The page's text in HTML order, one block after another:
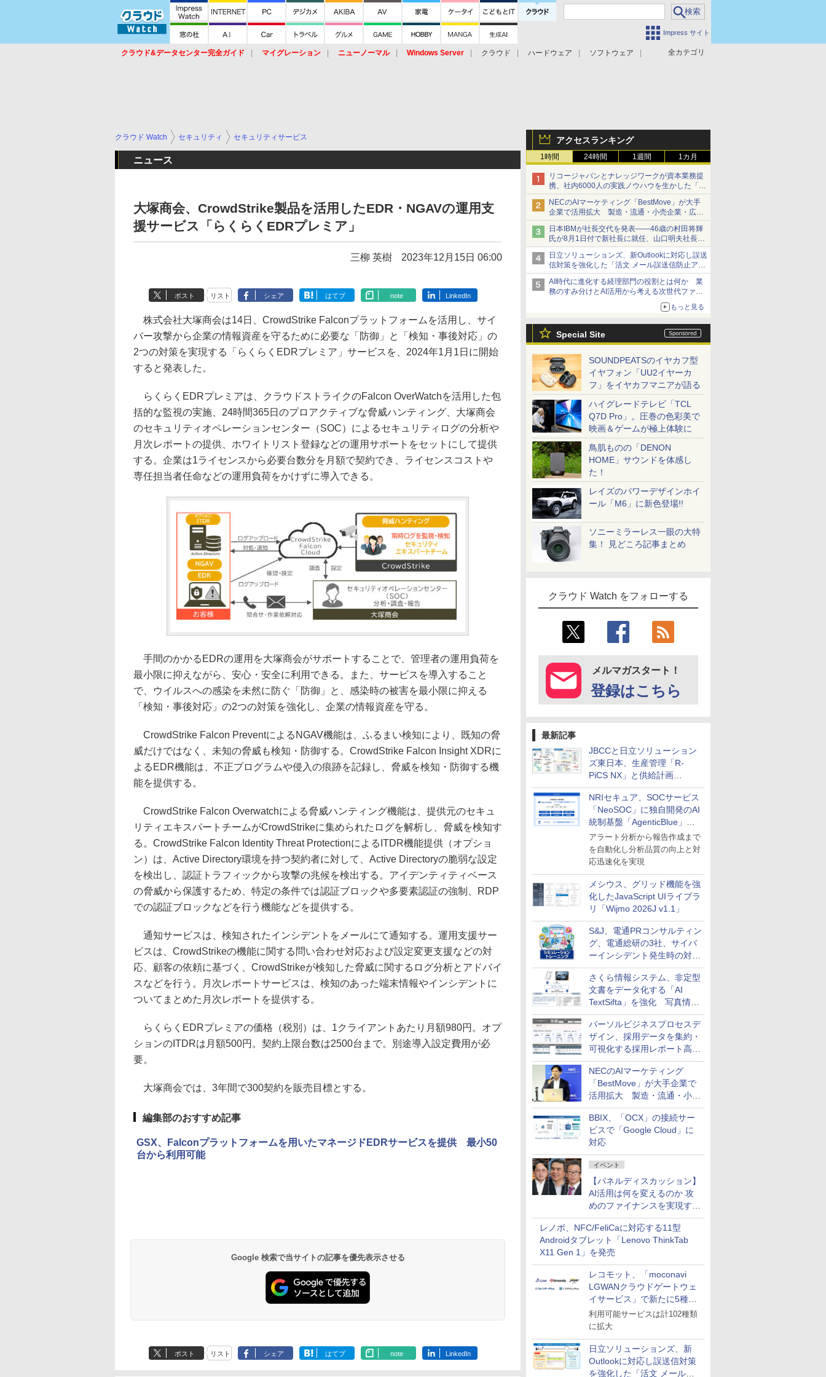
Impress サイト
全カテゴリ
クラウド&データセンター完全ガイド マイグレーション ニューノーマル Windows Server クラウド ハードウェア
ソフトウェア
アクセスランキング
1時間 24時間 1週間 1カ月
リコージャパンとナレッジワークが資本業務提
携、社内6000人の実践ノウハウを生かした「AI
商談記録 for RICOH」を展開へ
NECのAIマーケティング「BestMove」が大手
企業で活用拡大 製造・流通・小売企業・広告
代理店などが実装フェーズへ
日本IBMが社長交代を発表――46歳の村田将輝
氏が8月1日付で新社長に就任、山口明夫社長は
会長へ
日立ソリューションズ、新Outlookに対応し誤送
信対策を強化した「活文 メール誤送信防止アド
インサービス」を提供
AI時代に進化する経理部門の役割とは何か 業
務のすみ分けとAI活用から考える次世代ファイ
もっと見る
Special Site
SOUNDPEATSのイヤカフ型
イヤフォン「UU2イヤーカ
フ」をイヤカフマニアが語る
ハイグレードテレビ「TCL
Q7D Pro」。圧巻の色彩美で
映画＆ゲームが極上体験に
鳥肌ものの「DENON
HOME」サウンドを体感し
た！
レイズのパワーデザインホイ
ール「M6」に新色登場!!
ソニーミラーレス一眼の大特
集！ 見どころ記事まとめ
クラウド Watch をフォローする
メルマガスタート！
登録はこちら
最新記事
JBCCと日立ソリューション
ズ東日本、生産管理「R-
PiCS NX」と供給計画
「scSQUARE ISP」の連携サ
ービスを提供開始
NRIセキュア、SOCサービス
「NeoSOC」に独自開発のAI
統制基盤「AgenticBlue」を
導入
アラート分析から報告作成まで
を自動化し分析品質の向上と対
応迅速化を実現
メシウス、グリッド機能を強
化したJavaScript UIライブラ
リ「Wijmo 2026J v1.1」
S&J、電通PRコンサルティン
グ、電通総研の3社、サイバ
ーインシデント発生時の対応
と危機管理広報を一体的に訓
練するプログラムを提供
さくら情報システム、非定型
文書をデータ化する「AI
TextSifta」を強化 写真情報
のデータ化などに対応
パーソルビジネスプロセスデ
ザイン、採用データを集約・
可視化する採用レポート高速
化サービスを提供
NECのAIマーケティング
「BestMove」が大手企業で
活用拡大 製造・流通・小売
企業・広告代理店などが実装
フェーズへ
BBIX、「OCX」の接続サー
ビスで「Google Cloud」に
対応
イベント
【パネルディスカッション】
AI活用は何を変えるのか 攻
めのファイナンスを実現する
業務設計とマインドセット変
革
レノボ、NFC/FeliCaに対応する11型
Androidタブレット「Lenovo ThinkTab
X11 Gen 1」を発売
レコモット、「moconavi
LGWANクラウドゲートウェ
イサービス」で新たに5種類
のサービスと連携開始
利用可能サービスは計102種類
に拡大
日立ソリューションズ、新
Outlookに対応し誤送信対策
を強化した「活文 メール誤
クラウド Watch セキュリティ セキュリティサービス
ニュース
大塚商会、CrowdStrike製品を活用したEDR・NGAVの運用支
援サービス「らくらくEDRプレミア」
三柳 英樹 2023年12月15日 06:00
ポスト リスト シェア はてブ note LinkedIn
株式会社大塚商会は14日、CrowdStrike Falconプラットフォームを活用し、サイ
バー攻撃から企業の情報資産を守るために必要な「防御」と「検知・事後対応」の
2つの対策を実現する「らくらくEDRプレミア」サービスを、2024年1月1日に開始
すると発表した。
らくらくEDRプレミアは、クラウドストライクのFalcon OverWatchを活用した包
括的な監視の実施、24時間365日のプロアクティブな脅威ハンティング、大塚商会
のセキュリティオペレーションセンター（SOC）によるセキュリティログの分析や
月次レポートの提供、ホワイトリスト登録などの運用サポートをセットにして提供
する。企業は1ライセンスから必要台数分を月額で契約でき、ライセンスコストや
専任担当者任命などの運用負荷をかけずに導入できる。
手間のかかるEDRの運用を大塚商会がサポートすることで、管理者の運用負荷を
最小限に抑えながら、安心・安全に利用できる。また、サービスを導入すること
で、ウイルスへの感染を未然に防ぐ「防御」と、感染時の被害を最小限に抑える
「検知・事後対応」の2つの対策を強化し、企業の情報資産を守る。
CrowdStrike Falcon PreventによるNGAV機能は、ふるまい検知により、既知の脅
威だけではなく、未知の脅威も検知・防御する。CrowdStrike Falcon Insight XDRに
よるEDR機能は、不正プログラムや侵入の痕跡を記録し、脅威を検知・防御する機
能を提供する。
CrowdStrike Falcon Overwatchによる脅威ハンティング機能は、提供元のセキュ
リティエキスパートチームがCrowdStrikeに集められたログを解析し、脅威を検知す
る。CrowdStrike Falcon Identity Threat ProtectionによるITDR機能提供（オプショ
ン）は、Active Directory環境を持つ契約者に対して、Active Directoryの脆弱な設定
を検出し、認証トラフィックから攻撃の兆候を検出する。アイデンティティベース
の脅威から保護するため、特定の条件では認証ブロックや多要素認証の強制、RDP
での認証ブロックなどを行う機能などを提供する。
通知サービスは、検知されたインシデントをメールにて通知する。運用支援サー
ビスは、CrowdStrikeの機能に関する問い合わせ対応および設定変更支援などの対
応、顧客の依頼に基づく、CrowdStrikeが検知した脅威に関するログ分析とアドバイ
スなどを行う。月次レポートサービスは、検知のあった端末情報やインシデントに
ついてまとめた月次レポートを提供する。
らくらくEDRプレミアの価格（税別）は、1クライアントあたり月額980円。オプ
ションのITDRは月額500円。契約上限台数は2500台まで。別途導入設定費用が必
要。
大塚商会では、3年間で300契約を販売目標とする。
編集部のおすすめ記事
GSX、Falconプラットフォームを用いたマネージドEDRサービスを提供 最小50
台から利用可能
Google 検索で当サイトの記事を優先表示させる
ポスト リスト シェア はてブ note LinkedIn